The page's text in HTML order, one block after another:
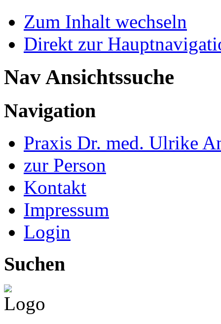
Zum Inhalt wechseln
Direkt zur
Nav Ansichtssuche
Navigation
Praxis Dr. med. Ulrike
zur Person
Kontakt
Impressum
Login
Suchen